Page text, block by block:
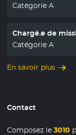
Catégorie A
Chargé.e de
Catégorie A
En savoir plus
Contact
Composez le3010